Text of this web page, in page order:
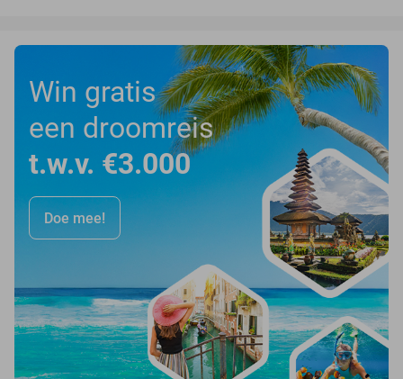
Win gratis
een droomreis
t.w.v. €3.000
Doe mee!